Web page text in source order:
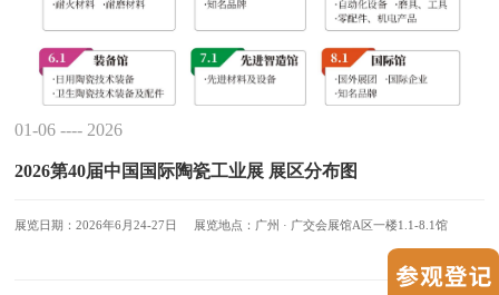
01-06 ---- 2026
2026第40届中国国际陶瓷工业展 展区分布图
展览日期：2026年6月24-27日 展览地点：广州 · 广交会展馆A区一楼1.1-8.1馆